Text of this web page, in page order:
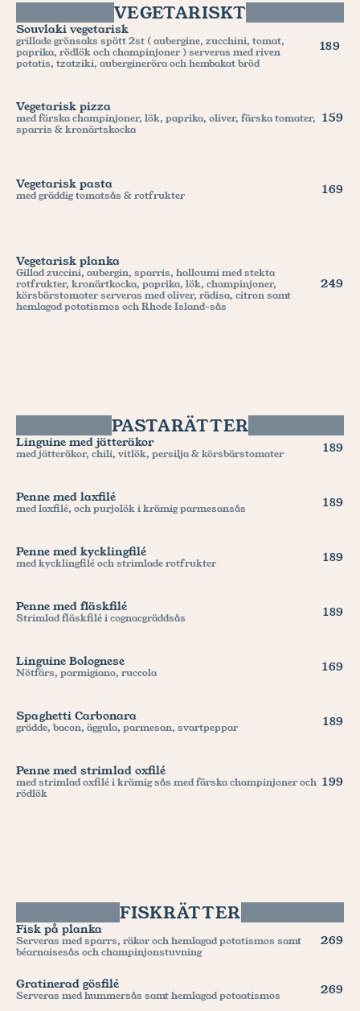
VEGETARISKT
Souvlaki vegetarisk
grillade grönsaks spätt 2st ( aubergine, zucchini, tomat,
paprika, rödlök och champinjoner ) serveras med riven
potatis, tzatziki, aubergineröra och hembakat bröd
189
Vegetarisk pizza
med färska champinjoner, lök, paprika, oliver, färska tomater,
sparris & kronärtskocka
159
Vegetarisk pasta
med gräddig tomatsås & rotfrukter 169
Vegetarisk planka
Gillad zuccini, aubergin, sparris, halloumi med stekta
rotfrukter, kronärtkocka, paprika, lök, champinjoner,
körsbärstomater serveras med oliver, rädisa, citron samt
hemlagad potatismos och Rhode Island-sås
249
PASTARÄTTER
Linguine med jätteräkor
med jätteräkor, chili, vitlök, persilja & körsbärstomater 189
Penne med laxfilé
med laxfilé, och purjolök i krämig parmesansås 189
Penne med kycklingfilé
med kycklingfilé och strimlade rotfrukter 189
Penne med fläskfilé
Strimlad fläskfilé i cognacgräddsås 189
Linguine Bolognese
Nötfärs, parmigiano, ruccola 169
Spaghetti Carbonara
grädde, bacon, äggula, parmesan, svartpeppar 189
Penne med strimlad oxfilé
med strimlad oxfilé i krämig sås med färska champinjoner och
rödlök
199
FISKRÄTTER
Fisk på planka
Serveras med sparrs, räkor och hemlagad potatismos samt
béarnaisesås och champinjonstuvning
269
Gratinerad gösfilé
Serveras med hummersås samt hemlagad potaatismos 269